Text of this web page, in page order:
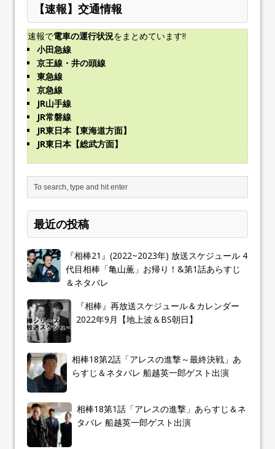
【速報】交通情報
速報で電車の運行状況をまとめています!!
小田急線
京王線・井の頭線
東急線
京急線
JR山手線
JR常磐線
JR東日本【東海道方面】
JR東日本【総武方面】
最近の投稿
『相棒21』(2022~2023年) 放送スケジュール 4
代目相棒「亀山薫」お帰り！&第1話あらすじ
＆ネタバレ
『相棒』再放送スケジュール＆カレンダー
2022年9月【地上波＆BS朝日】
相棒18第2話「アレスの進撃～最終決戦」あ
らすじ＆ネタバレ 船越英一郎ゲスト出演
相棒18第1話「アレスの進撃」あらすじ＆ネ
タバレ 船越英一郎ゲスト出演